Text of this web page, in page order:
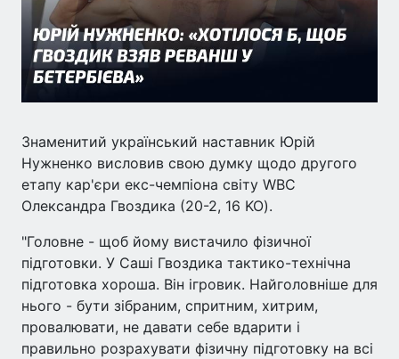
Знаменитий український наставник Юрій
Нужненко висловив свою думку щодо другого
етапу кар'єри екс-чемпіона світу WBC
Олександра Гвоздика (20-2, 16 KO).
"Головне - щоб йому вистачило фізичної
підготовки. У Саші Гвоздика тактико-технічна
підготовка хороша. Він ігровик. Найголовніше для
нього - бути зібраним, спритним, хитрим,
провалювати, не давати себе вдарити і
правильно розрахувати фізичну підготовку на всі